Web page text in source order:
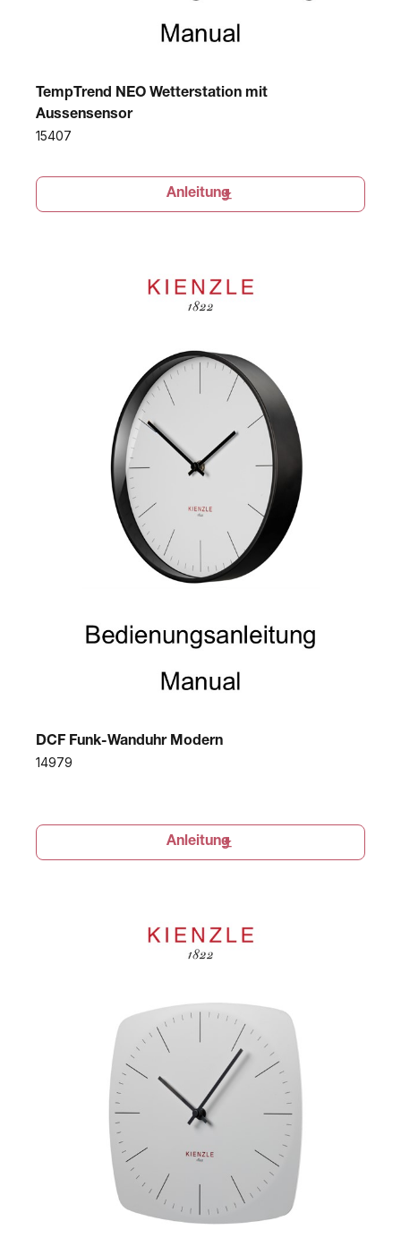
TempTrend NEO Wetterstation mit
Aussensensor
15407
Anleitung
DCF Funk-Wanduhr Modern
14979
Anleitung